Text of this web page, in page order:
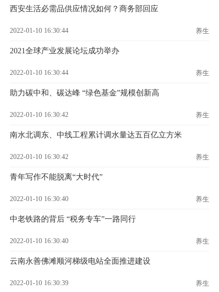
西安生活必需品供应情况如何？商务部回应
2022-01-10 16:30:44 养生
2021全球产业发展论坛成功举办
2022-01-10 16:30:44 养生
助力碳中和、碳达峰 “绿色基金”规模创新高
2022-01-10 16:30:42 养生
南水北调东、中线工程累计调水量达五百亿立方米
2022-01-10 16:30:42 养生
青年写作不能脱离“大时代”
2022-01-10 16:30:40 养生
中老铁路的背后 “税务专车”一路同行
2022-01-10 16:30:40 养生
云南永善佛滩顺河梯级电站全面推进建设
2022-01-10 16:30:39 养生